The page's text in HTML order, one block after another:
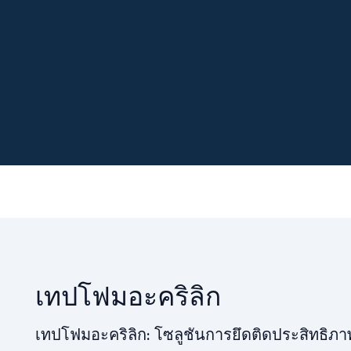
เทปโฟมอะคริลิก
เทปโฟมอะคริลิก: โซลูชันการยึดติดประสิทธิภา